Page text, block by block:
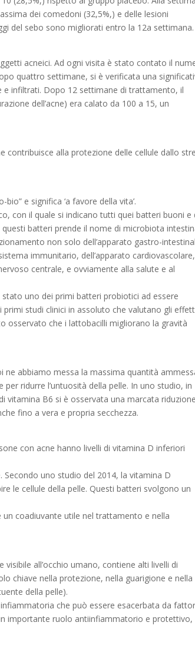
dei comedoni (32,5%,) e delle lesioni
del sebo sono migliorati entro la 12a settimana.
acneici. Ad ogni visita è stato contato il
quattro settimane, si è verificata una
e infiltrati. Dopo 12 settimane di trattamento, il
dell’acne) era calato da 100 a 15, un
contribuisce alla protezione delle cellule dallo
e significa ‘a favore della vita’.
con il quale si indicano tutti quei batteri buoni e
questi batteri prende il nome di microbiota
non solo dell’apparato gastro-
immunitario, dell’apparato cardiovascolare,
centrale, e ovviamente alla salute e al
uno dei primi batteri probiotici ad essere
primi studi clinici in assoluto che valutano gli
osservato che i lattobacilli migliorano la gravità
abbiamo messa la massima quantità
ridurre l’untuosità della pelle. In uno studio, in
B6 si è osservata una marcata riduzione
fino a vera e propria secchezza.
con acne hanno livelli di vitamina D inferiori
uno studio del 2014, la vitamina D
le cellule della pelle. Questi batteri svolgono un
coadiuvante utile nel trattamento e nella
visibile all’occhio umano, contiene alti livelli di
chiave nella protezione, nella guarigione e nella
della pelle).
che può essere esacerbata da
importante ruolo antiinfiammatorio e protettivo,